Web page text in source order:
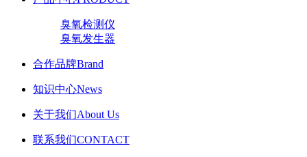
臭氧检测仪
臭氧发生器
合作品牌Brand
知识中心News
关于我们About Us
联系我们CONTACT